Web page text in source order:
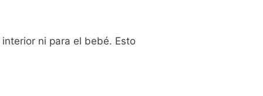
ni para el bebé. Esto